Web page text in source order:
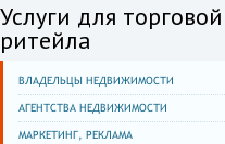
Услуги для
ритейла
ВЛАДЕЛЬЦЫ НЕДВИЖИМОСТИ
АГЕНТСТВА НЕДВИЖИМОСТИ
МАРКЕТИНГ, РЕКЛАМА